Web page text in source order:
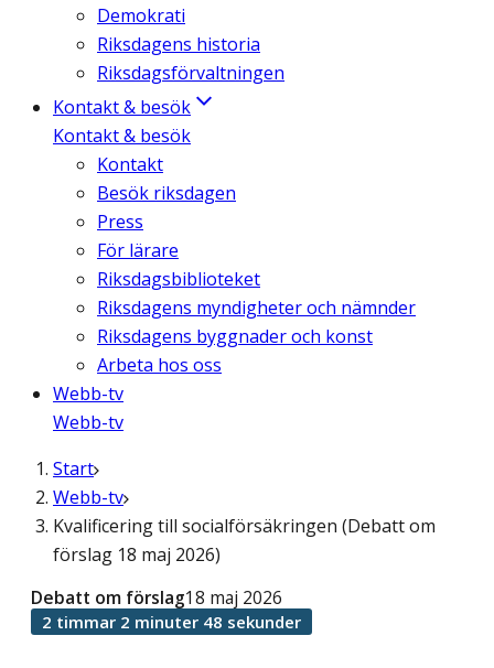
Demokrati
Riksdagens historia
Riksdagsförvaltningen
Kontakt & besök
Kontakt & besök
Kontakt
Besök riksdagen
Press
För lärare
Riksdagsbiblioteket
Riksdagens myndigheter och nämnder
Riksdagens byggnader och konst
Arbeta hos oss
Webb-tv
Webb-tv
Start
Webb-tv
Kvalificering till socialförsäkringen (Debatt om
förslag 18 maj 2026)
Debatt om förslag18 maj 2026
2 timmar 2 minuter 48 sekunder